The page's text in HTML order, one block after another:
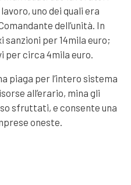
uno dei quali era
dell’unità. In
per 14mila euro;
circa 4mila euro.
piaga per l’intero sistema
all’erario, mina gli
sfruttati, e consente una
oneste.